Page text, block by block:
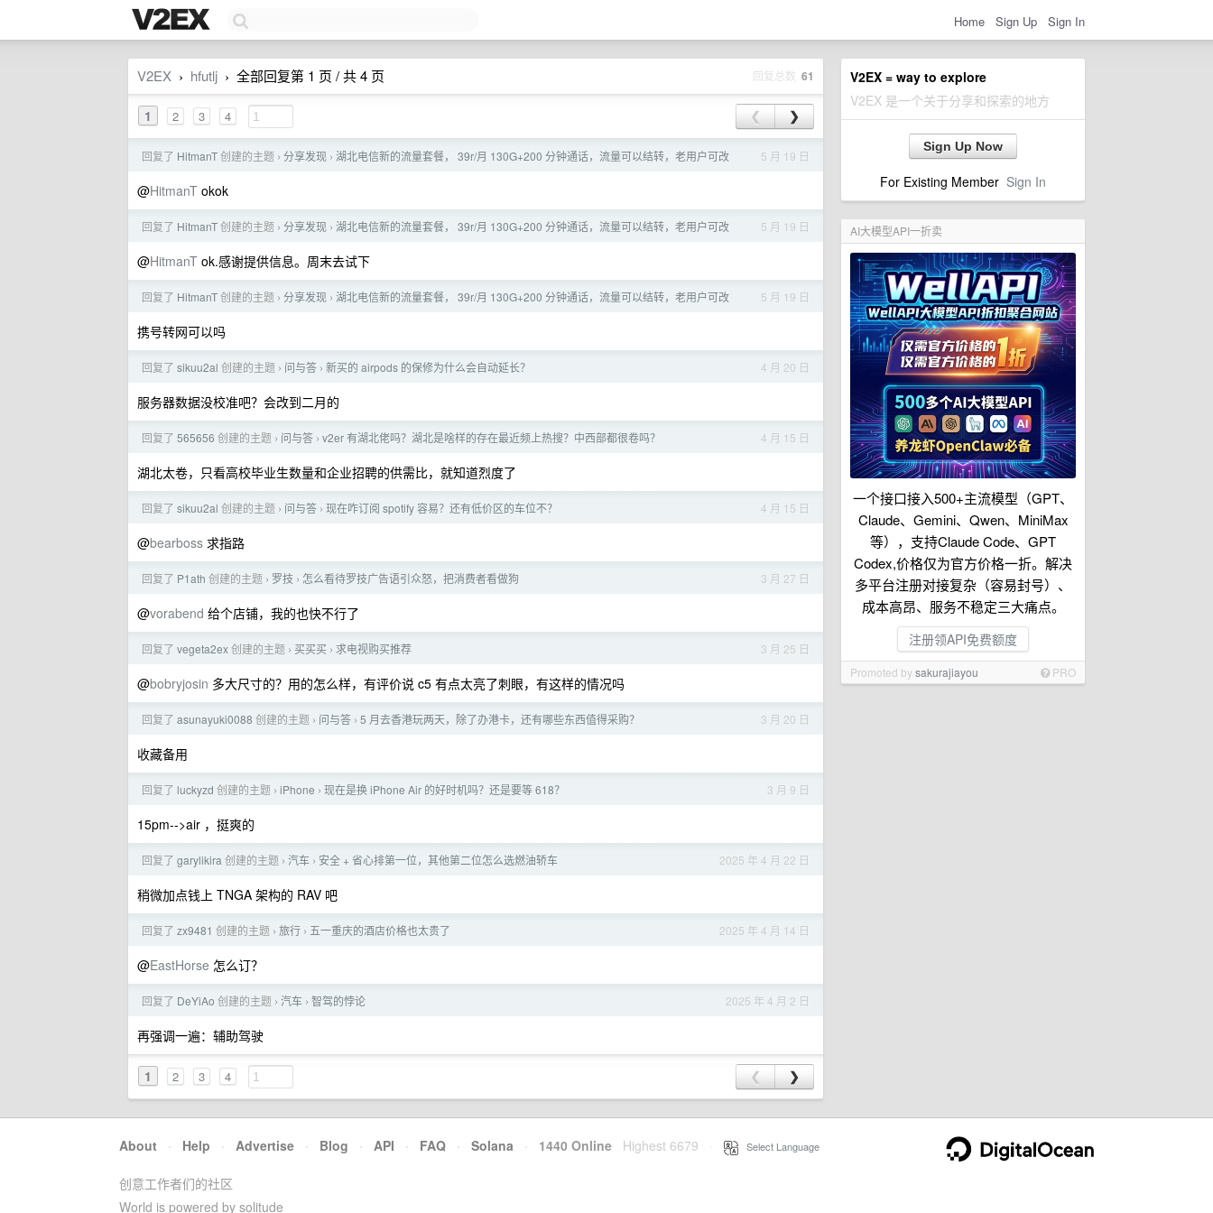
Home Sign Up Sign In
V2EX = way to explore
V2EX 是一个关于分享和探索的地方
Sign Up Now
For Existing Member Sign In
AI大模型API一折卖
一个接口接入500+主流模型（GPT、
Claude、Gemini、Qwen、MiniMax
等），支持Claude Code、GPT
Codex,价格仅为官方价格一折。解决
多平台注册对接复杂（容易封号）、
成本高昂、服务不稳定三大痛点。
注册领API免费额度
Promoted bysakurajiayou PRO
V2EX › hfutlj › 全部回复第 1 页 / 共 4 页 回复总数 61
1 2 3 4 ❮ ❯
5 月 19 日
回复了 HitmanT创建的主题 › 分享发现 › 湖北电信新的流量套餐， 39r/月 130G+200 分钟通话，流量可以结转，老用户可改
@HitmanT okok
5 月 19 日
回复了 HitmanT创建的主题 › 分享发现 › 湖北电信新的流量套餐， 39r/月 130G+200 分钟通话，流量可以结转，老用户可改
@HitmanT ok.感谢提供信息。周末去试下
5 月 19 日
回复了 HitmanT创建的主题 › 分享发现 › 湖北电信新的流量套餐， 39r/月 130G+200 分钟通话，流量可以结转，老用户可改
携号转网可以吗
4 月 20 日
回复了 sikuu2al 创建的主题 › 问与答 › 新买的 airpods 的保修为什么会自动延长？
服务器数据没校准吧？会改到二月的
4 月 15 日
回复了 565656 创建的主题 › 问与答 › v2er 有湖北佬吗？湖北是啥样的存在最近频上热搜？中西部都很卷吗？
湖北太卷，只看高校毕业生数量和企业招聘的供需比，就知道烈度了
4 月 15 日
回复了 sikuu2al 创建的主题 › 问与答 › 现在咋订阅 spotify 容易？还有低价区的车位不？
@bearboss 求指路
3 月 27 日
回复了 P1ath 创建的主题 › 罗技 › 怎么看待罗技广告语引众怒，把消费者看做狗
@vorabend 给个店铺，我的也快不行了
3 月 25 日
回复了 vegeta2ex创建的主题 › 买买买 › 求电视购买推荐
@bobryjosin 多大尺寸的？用的怎么样，有评价说 c5 有点太亮了刺眼，有这样的情况吗
3 月 20 日
回复了 asunayuki0088 创建的主题 › 问与答 › 5 月去香港玩两天，除了办港卡，还有哪些东西值得采购？
收藏备用
3 月 9 日
回复了 luckyzd 创建的主题 › iPhone › 现在是换 iPhone Air 的好时机吗？还是要等 618？
15pm-->air ，挺爽的
2025 年 4 月 22 日
回复了 garylikira 创建的主题 › 汽车 › 安全 + 省心排第一位，其他第二位怎么选燃油轿车
稍微加点钱上 TNGA 架构的 RAV 吧
2025 年 4 月 14 日
回复了 zx9481 创建的主题 › 旅行 › 五一重庆的酒店价格也太贵了
@EastHorse 怎么订？
2025 年 4 月 2 日
回复了 DeYiAo 创建的主题 › 汽车 › 智驾的悖论
再强调一遍：辅助驾驶
1 2 3 4 ❮ ❯
About · Help · Advertise · Blog · API · FAQ · Solana · 1440 Online Highest 6679 Select Language
创意工作者们的社区
World is powered by solitude